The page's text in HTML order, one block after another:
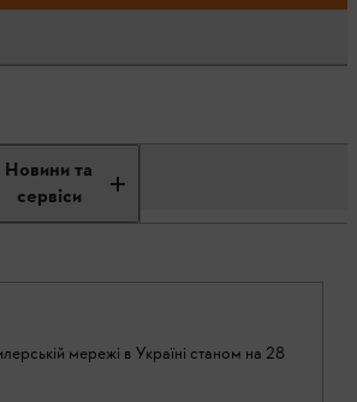
Новини та
сервіси
мережі в Україні станом на 28